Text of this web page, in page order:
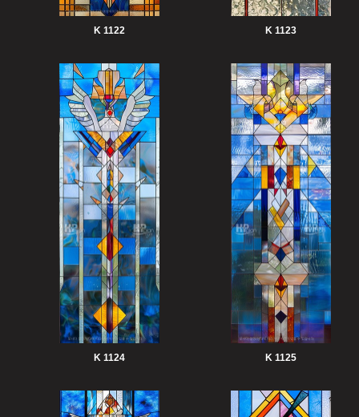
K 1122 K 1123
K 1124 K 1125